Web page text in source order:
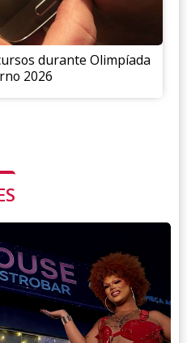
durante Olimpíada
2026